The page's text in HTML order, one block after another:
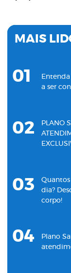
MAIS
01
Entenda
a ser
02
PLANO
03
dia?
corpo!
04
Plano